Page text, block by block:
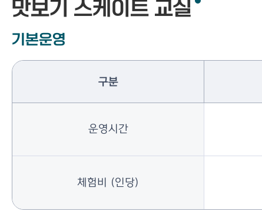
맛보기 스케이트 교실
기본운영
구분
운영시간
체험비 (인당)